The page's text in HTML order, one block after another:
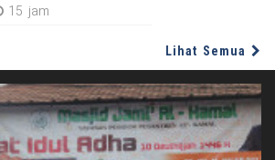
15 jam
Lihat Semua